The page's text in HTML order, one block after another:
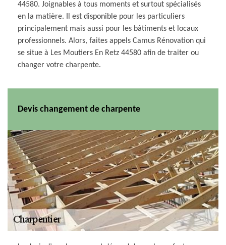
44580. Joignables à tous moments et surtout spécialisés
en la matière. Il est disponible pour les particuliers
principalement mais aussi pour les bâtiments et locaux
professionnels. Alors, faites appels Camus Rénovation qui
se situe à Les Moutiers En Retz 44580 afin de traiter ou
changer votre charpente.
Devis changement de charpente